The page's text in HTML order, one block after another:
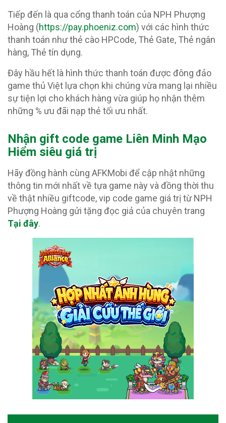
Tiếp đến là qua cổng thanh toán của NPH Phượng
Hoàng (https://pay.phoeniz.com) với các hình thức
thanh toán như thẻ cào HPCode, Thẻ Gate, Thẻ ngân
hàng, Thẻ tín dụng.
Đây hầu hết là hình thức thanh toán được đông đảo
game thủ Việt lựa chọn khi chúng vừa mang lại nhiều
sự tiện lợi cho khách hàng vừa giúp họ nhận thêm
những % ưu đãi nạp thẻ tối ưu nhất.
Nhận gift code game Liên Minh Mạo
Hiểm siêu giá trị
Hãy đồng hành cùng AFKMobi để cập nhật những
thông tin mới nhất về tựa game này và đồng thời thu
về thật nhiều giftcode, vip code game giá trị từ NPH
Phượng Hoàng gửi tặng đọc giả của chuyên trang
Tại đây.